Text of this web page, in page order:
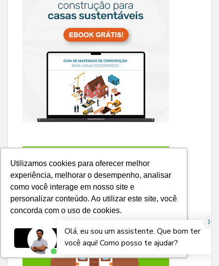
Utilizamos cookies para oferecer melhor
experiência, melhorar o desempenho, analisar
como você interage em nosso site e
personalizar conteúdo. Ao utilizar este site, você
concorda com o uso de cookies.
Ok, entendi!